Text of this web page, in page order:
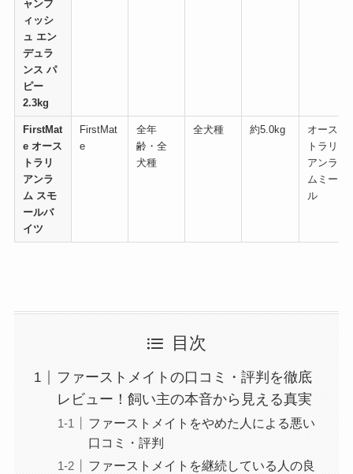
ャンフ
ィッシ
ュ エン
デュラ
ンス パ
ピー
2.3kg
FirstMat
e オース
トラリ
アンラ
ム スモ
ールバ
イツ
FirstMat
e
全年
齢・全
犬種
全犬種 約5.0kg
オース
トラリ
アンラ
ムミー
ル
目次
ファーストメイトの口コミ・評判を徹底
レビュー！飼い主の本音から見える真実
ファーストメイトをやめた人による悪い
口コミ・評判
ファーストメイトを継続している人の良